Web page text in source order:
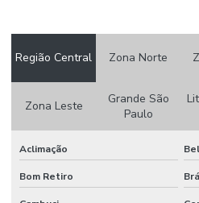
Contador de colônias
Controlador de vácuo
Copo becker graduado
Copo becker vidro graduado
Região Central Zona Norte
Zona Leste
Grande São
Paulo
Aclimação
Bom Retiro